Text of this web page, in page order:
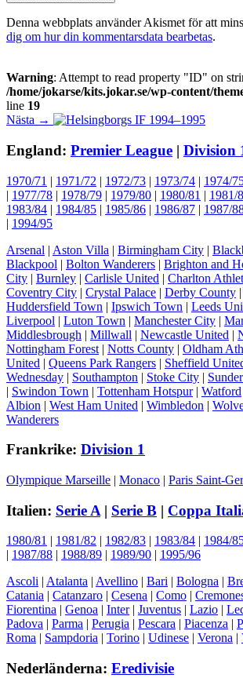
Denna webbplats använder Akismet för att
dig om hur din kommentarsdata bearbetas.
Warning: Attempt to read property "ID" on
/home/jokarse/kits.jokar.se/wp-content/
line 19
Inläggsnavigering
Nästa → Nästa
England: Premier League | Division
1970/71 | 1971/72 | 1972/73 | 1973/74 | 1974/
| 1977/78 | 1978/79 | 1979/80 | 1980/81 | 1981/
1983/84 | 1984/85 | 1985/86 | 1986/87 | 1987/
| 1994/95
Arsenal | Aston Villa | Birmingham City |
Blackpool | Bolton Wanderers | Brighton and
City | Burnley | Carlisle United | Charlton
Coventry City | Crystal Palace | Derby County |
Huddersfield Town | Ipswich Town | Leeds
Liverpool | Luton Town | Manchester City |
Middlesbrough | Millwall | Newcastle United |
Nottingham Forest | Notts County | Oldham
United | Queens Park Rangers | Sheffield
Wednesday | Southampton | Stoke City |
| Swindon Town | Tottenham Hotspur| Watford
Albion | West Ham United | Wimbledon |
Wanderers
Frankrike: Division 1
Olympique Marseille | Monaco | Paris Saint-
Italien: Serie A | Serie B | Coppa
1980/81 | 1981/82 | 1982/83 | 1983/84 | 1984/
| 1987/88 | 1988/89 | 1989/90 | 1995/96
Ascoli | Atalanta | Avellino | Bari | Bologna |
Catania | Catanzaro | Cesena | Como |
Fiorentina | Genoa | Inter| Juventus | Lazio |
Padova | Parma | Perugia | Pescara | Piacenza |
Roma | Sampdoria | Torino | Udinese | Verona |
Nederländerna: Eredivisie